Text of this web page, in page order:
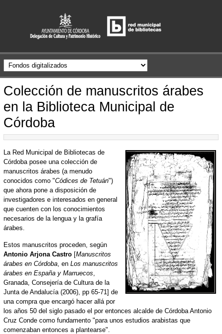
Colección de manuscritos árabes
en la Biblioteca Municipal de
Córdoba
La Red Municipal de Bibliotecas de
Córdoba posee una colección de
manuscritos árabes (a menudo
conocidos como "Códices de Tetuán")
que ahora pone a disposición de
investigadores e interesados en general
que cuenten con los conocimientos
necesarios de la lengua y la grafía
árabes.
Estos manuscritos proceden, según
Antonio Arjona Castro[Manuscritos
árabes en Córdoba, en Los manuscritos
árabes en España y Marruecos,
Granada, Consejería de Cultura de la
Junta de Andalucía (2006), pp 65-71] de
una compra que encargó hacer allá por
los años 50 del siglo pasado el por entonces alcalde de Córdoba Antonio
Cruz Conde como fundamento "para unos estudios arabistas que
comenzaban entonces a plantearse".